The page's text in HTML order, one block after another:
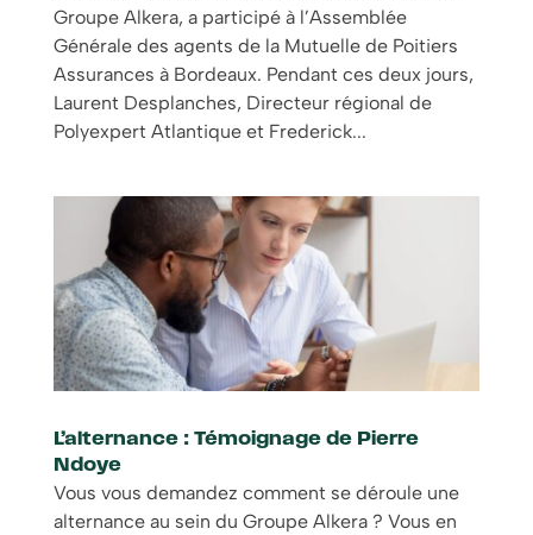
Groupe Alkera, a participé à l’Assemblée
Générale des agents de la Mutuelle de Poitiers
Assurances à Bordeaux. Pendant ces deux jours,
Laurent Desplanches, Directeur régional de
Polyexpert Atlantique et Frederick...
L’alternance : Témoignage de Pierre
Ndoye
Vous vous demandez comment se déroule une
alternance au sein du Groupe Alkera ? Vous en